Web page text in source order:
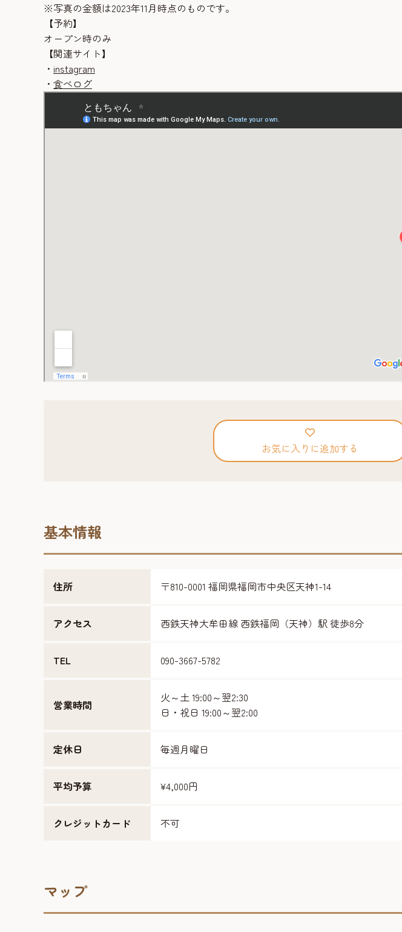
※写真の金額は2023年11月時点のものです。
【予約】
オープン時のみ
【関連サイト】
・ instagram
・ 食べログ
お気に入りに追加する
基本情報
住所 〒810-0001 福岡県福岡市中央区天神1-14
アクセス 西鉄天神大牟田線 西鉄福岡（天神）駅 徒歩8分
TEL 090-3667-5782
営業時間
火～土 19:00～翌2:30
日・祝日 19:00～翌2:00
定休日 毎週月曜日
平均予算 ¥4,000円
クレジットカード 不可
マップ